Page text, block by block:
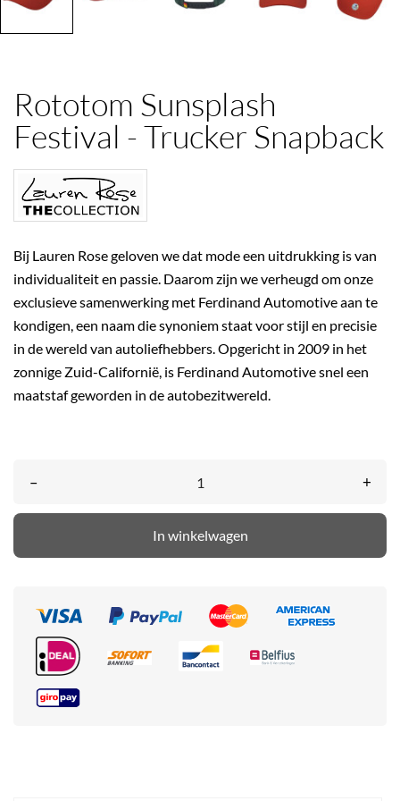
Rototom Sunsplash
Festival - Trucker Snapback
Bij Lauren Rose geloven we dat mode een uitdrukking is van
individualiteit en passie. Daarom zijn we verheugd om onze
exclusieve samenwerking met Ferdinand Automotive aan te
kondigen, een naam die synoniem staat voor stijl en precisie
in de wereld van autoliefhebbers. Opgericht in 2009 in het
zonnige Zuid-Californië, is Ferdinand Automotive snel een
maatstaf geworden in de autobezitwereld.
– +
In winkelwagen